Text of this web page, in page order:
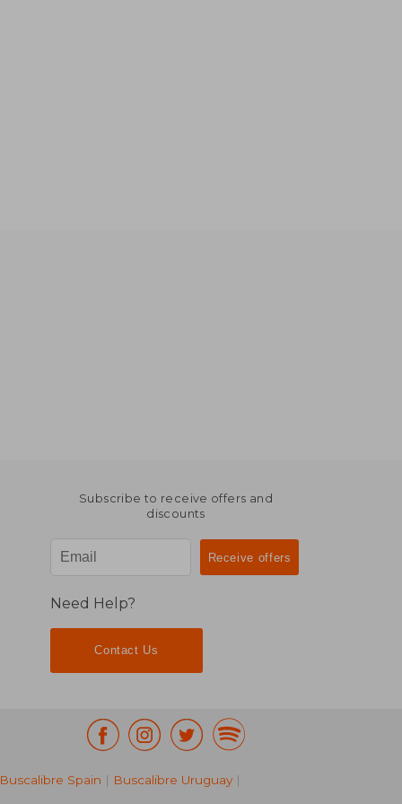
Subscribe to receive offers and
discounts
Need Help?
Contact Us
Buscalibre Spain | Buscalibre Uruguay |